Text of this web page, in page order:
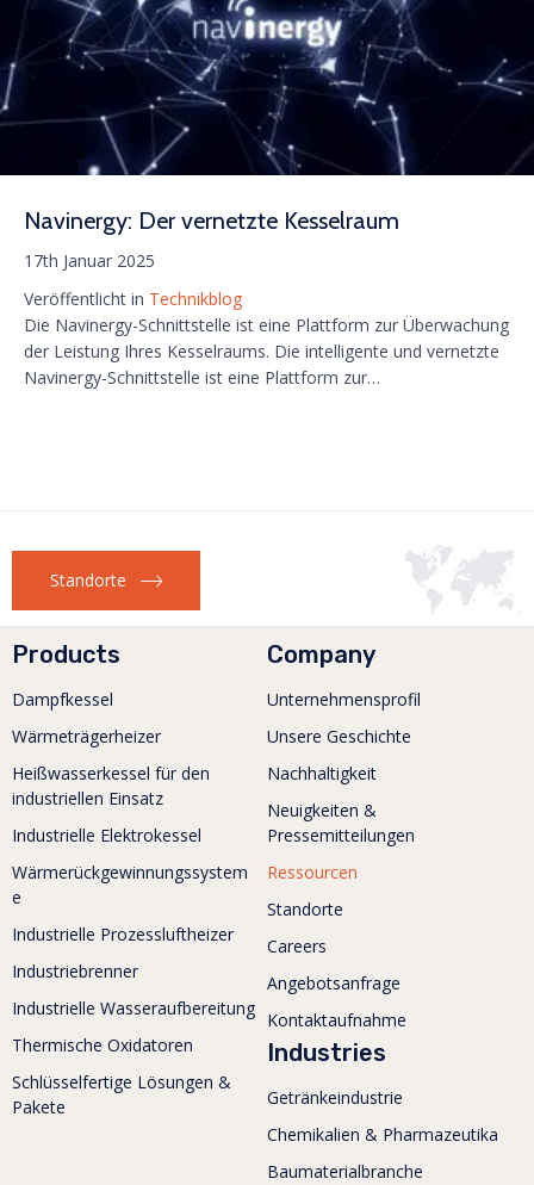
Navinergy: Der vernetzte Kesselraum
17th Januar 2025
Veröffentlicht in Technikblog
Die Navinergy-Schnittstelle ist eine Plattform zur Überwachung
der Leistung Ihres Kesselraums. Die intelligente und vernetzte
Navinergy-Schnittstelle ist eine Plattform zur…
Standorte
Products
Dampfkessel
Wärmeträgerheizer
Heißwasserkessel für den
industriellen Einsatz
Industrielle Elektrokessel
Wärmerückgewinnungssystem
e
Industrielle Prozessluftheizer
Industriebrenner
Industrielle Wasseraufbereitung
Thermische Oxidatoren
Schlüsselfertige Lösungen &
Pakete
Company
Unternehmensprofil
Unsere Geschichte
Nachhaltigkeit
Neuigkeiten &
Pressemitteilungen
Ressourcen
Standorte
Careers
Angebotsanfrage
Kontaktaufnahme
Industries
Getränkeindustrie
Chemikalien & Pharmazeutika
Baumaterialbranche